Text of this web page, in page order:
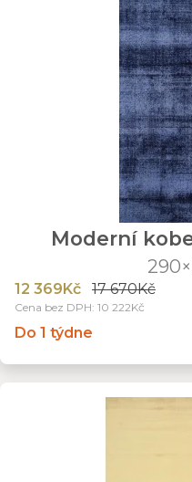
Moderní
12 369Kč 17 670Kč
Cena bez DPH: 10 222Kč
Do 1 týdne